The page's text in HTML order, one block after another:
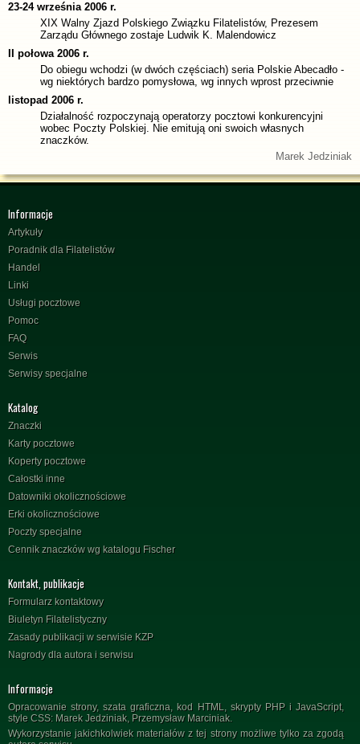
23-24 września 2006 r.
XIX Walny Zjazd Polskiego Związku Filatelistów, Prezesem
Zarządu Głównego zostaje Ludwik K. Malendowicz
II połowa 2006 r.
Do obiegu wchodzi (w dwóch częściach) seria Polskie Abecadło -
wg niektórych bardzo pomysłowa, wg innych wprost przeciwnie
listopad 2006 r.
Działalność rozpoczynają operatorzy pocztowi konkurencyjni
wobec Poczty Polskiej. Nie emitują oni swoich własnych
znaczków.
Marek Jedziniak
Informacje
Artykuły
Poradnik dla Filatelistów
Handel
Linki
Usługi pocztowe
Pomoc
FAQ
Serwis
Serwisy specjalne
Katalog
Znaczki
Karty pocztowe
Koperty pocztowe
Całostki inne
Datowniki okolicznościowe
Erki okolicznościowe
Poczty specjalne
Cennik znaczków wg katalogu Fischer
Kontakt, publikacje
Formularz kontaktowy
Biuletyn Filatelistyczny
Zasady publikacji w serwisie KZP
Nagrody dla autora i serwisu
Informacje
Opracowanie strony, szata graficzna, kod HTML, skrypty PHP i JavaScript,
style CSS: Marek Jedziniak, Przemysław Marciniak.
Wykorzystanie jakichkolwiek materiałów z tej strony możliwe tylko za zgodą